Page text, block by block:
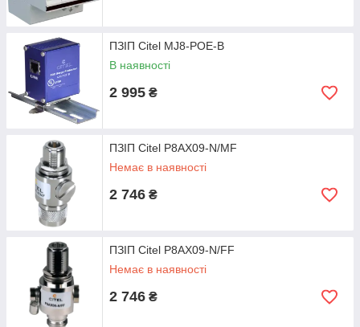
ПЗІП Citel MJ8-POE-B
В наявності
2 995 ₴
ПЗІП Citel P8AX09-N/MF
Немає в наявності
2 746 ₴
ПЗІП Citel P8AX09-N/FF
Немає в наявності
2 746 ₴